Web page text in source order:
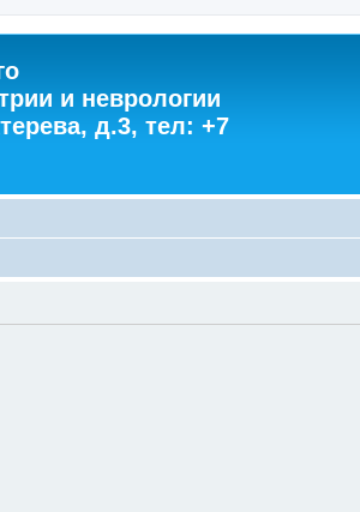
и неврологии
д.3, тел: +7